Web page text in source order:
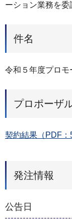
ーション業務を委
件名
令和５年度プロ
プロポーザ
契約結果（PDF：
発注情報
公告日